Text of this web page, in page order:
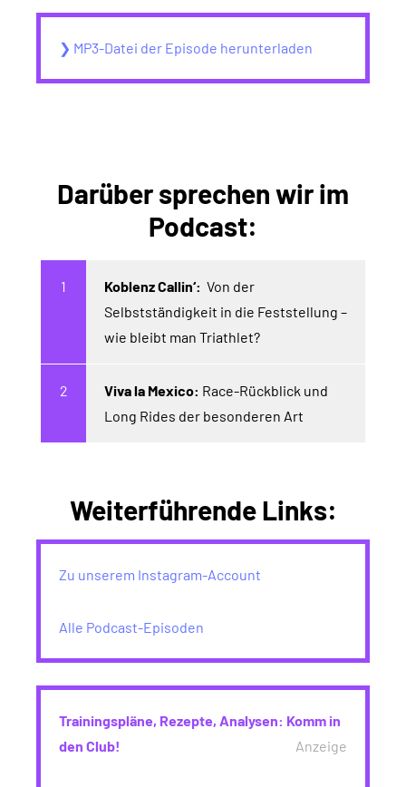
❯ MP3-Datei der Episode herunterladen
Darüber sprechen wir im
Podcast:
Koblenz Callin‘: Von der
Selbstständigkeit in die Feststellung –
wie bleibt man Triathlet?
Viva la Mexico: Race-Rückblick und
Long Rides der besonderen Art
Weiterführende Links:
Zu unserem Instagram-Account
Alle Podcast-Episoden
Trainingspläne, Rezepte, Analysen: Komm in
den Club!
Anzeige